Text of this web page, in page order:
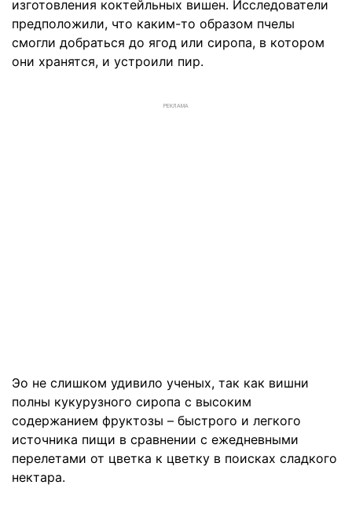
изготовления коктейльных вишен. Исследователи
предположили, что каким-то образом пчелы
смогли добраться до ягод или сиропа, в котором
они хранятся, и устроили пир.
РЕКЛАМА
Эо не слишком удивило ученых, так как вишни
полны кукурузного сиропа с высоким
содержанием фруктозы – быстрого и легкого
источника пищи в сравнении с ежедневными
перелетами от цветка к цветку в поисках сладкого
нектара.